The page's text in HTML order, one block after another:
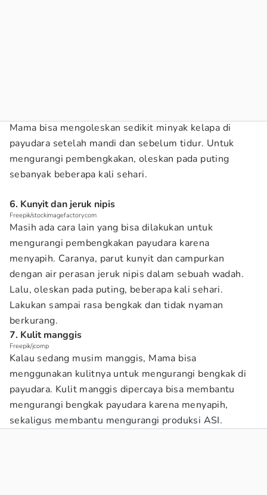
Mama bisa mengoleskan sedikit minyak kelapa di
payudara setelah mandi dan sebelum tidur. Untuk
mengurangi pembengkakan, oleskan pada puting
sebanyak beberapa kali sehari.
6. Kunyit dan jeruk nipis
Freepik/stockimagefactorycom
Masih ada cara lain yang bisa dilakukan untuk
mengurangi pembengkakan payudara karena
menyapih. Caranya, parut kunyit dan campurkan
dengan air perasan jeruk nipis dalam sebuah wadah.
Lalu, oleskan pada puting, beberapa kali sehari.
Lakukan sampai rasa bengkak dan tidak nyaman
berkurang.
7. Kulit manggis
Freepik/jcomp
Kalau sedang musim manggis, Mama bisa
menggunakan kulitnya untuk mengurangi bengkak di
payudara. Kulit manggis dipercaya bisa membantu
mengurangi bengkak payudara karena menyapih,
sekaligus membantu mengurangi produksi ASI.